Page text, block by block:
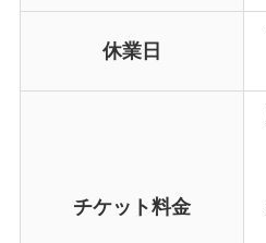
休業日
チケット料金